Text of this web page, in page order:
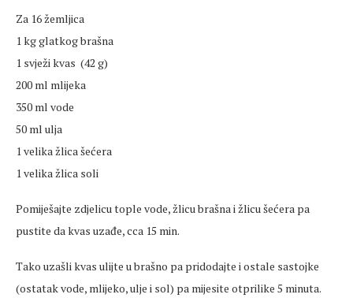
Za 16 žemljica
1 kg glatkog brašna
1 svježi kvas (42 g)
200 ml mlijeka
350 ml vode
50 ml ulja
1 velika žlica šećera
1 velika žlica soli
Pomiješajte zdjelicu tople vode, žlicu brašna i žlicu šećera pa
pustite da kvas uzađe, cca 15 min.
Tako uzašli kvas ulijte u brašno pa pridodajte i ostale sastojke
(ostatak vode, mlijeko, ulje i sol) pa mijesite otprilike 5 minuta.